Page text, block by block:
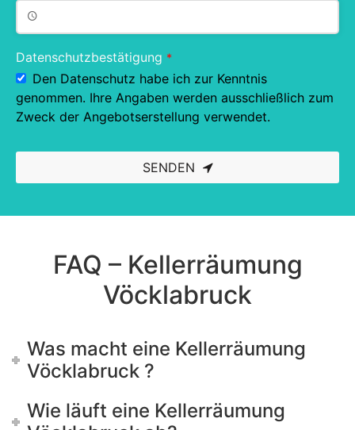
Datenschutzbestätigung *
Den Datenschutz habe ich zur Kenntnis
genommen. Ihre Angaben werden ausschließlich zum
Zweck der Angebotserstellung verwendet.
SENDEN
should
FAQ – Kellerräumung
Vöcklabruck
Was macht eine Kellerräumung
Vöcklabruck ?
Wie läuft eine Kellerräumung